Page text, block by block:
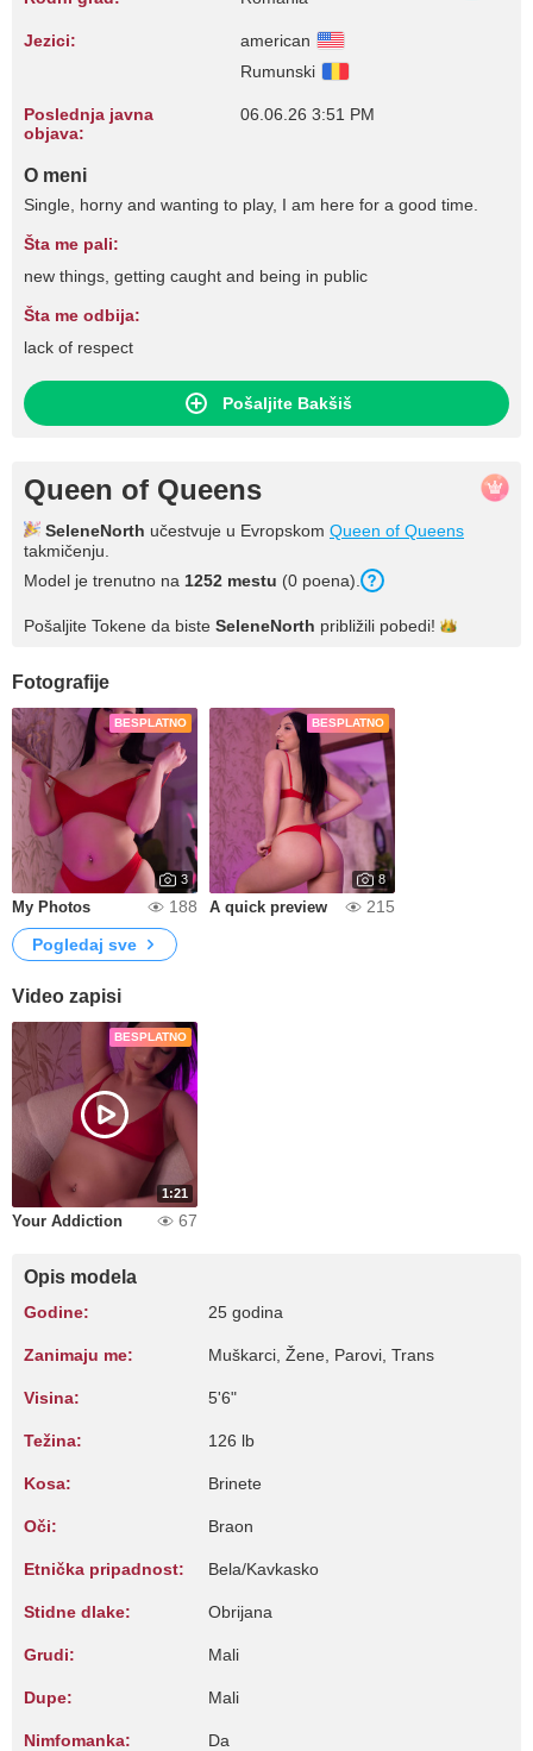
Jezici:
american
Rumunski
Poslednja javna
objava:
06.06.26 3:51 PM
O meni
Single, horny and wanting to play, I am here for a good time.
Šta me pali:
new things, getting caught and being in public
Šta me odbija:
lack of respect
Pošaljite Bakšiš
Queen of Queens
SeleneNorth učestvuje u Evropskom Queen of Queens
takmičenju.
Model je trenutno na 1252 mestu (0 poena).
Pošaljite Tokene da biste SeleneNorth približili pobedi!
Fotografije
BESPLATNO
3
My Photos 188
BESPLATNO
8
A quick preview
215
Pogledaj sve
Video zapisi
BESPLATNO
1:21
Your Addiction 67
Opis modela
Godine: 25 godina
Zanimaju me: Muškarci, Žene, Parovi, Trans
Visina: 5'6"
Težina: 126 lb
Kosa: Brinete
Oči: Braon
Etnička pripadnost: Bela/Kavkasko
Stidne dlake: Obrijana
Grudi: Mali
Dupe: Mali
Nimfomanka: Da